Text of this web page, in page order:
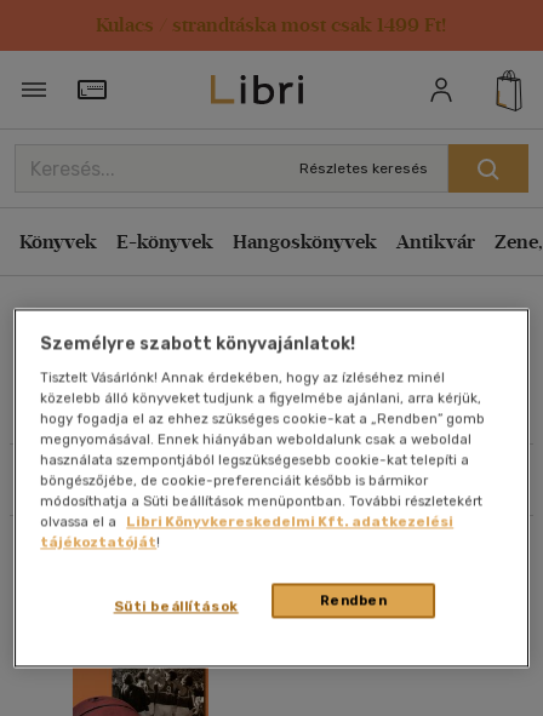
Kulacs / strandtáska most csak 1499 Ft!
Törzsvásárlói Kártya adatai
Részletes keresés
Könyvek E-könyvek Hangoskönyvek Antikvár
Művei
Szűrés Rendezés
Rendezés
Kiadás éve szerint csökkenő
Ár szerint csökkenő
Eladott darabszám szerint csökkenő
Eladott darabszám szerint növekvő
Cím szerint A-Z
Szerző szerint A-Z
Megjelenítés
20 db / oldal
Alkalmaz
Személyre szabott könyvajánlatok!
Tisztelt Vásárlónk! Annak érdekében, hogy az ízléséhez minél
közelebb álló könyveket tudjunk a figyelmébe ajánlani, arra kérjük,
hogy fogadja el az ehhez szükséges cookie-kat a „Rendben” gomb
megnyomásával. Ennek hiányában weboldalunk csak a weboldal
használata szempontjából legszükségesebb cookie-kat telepíti a
böngészőjébe, de cookie-preferenciáit később is bármikor
módosíthatja a Süti beállítások menüpontban. További részletekért
olvassa el a
Libri Könyvkereskedelmi Kft. adatkezelési
tájékoztatóját!
Rendben
Süti beállítások